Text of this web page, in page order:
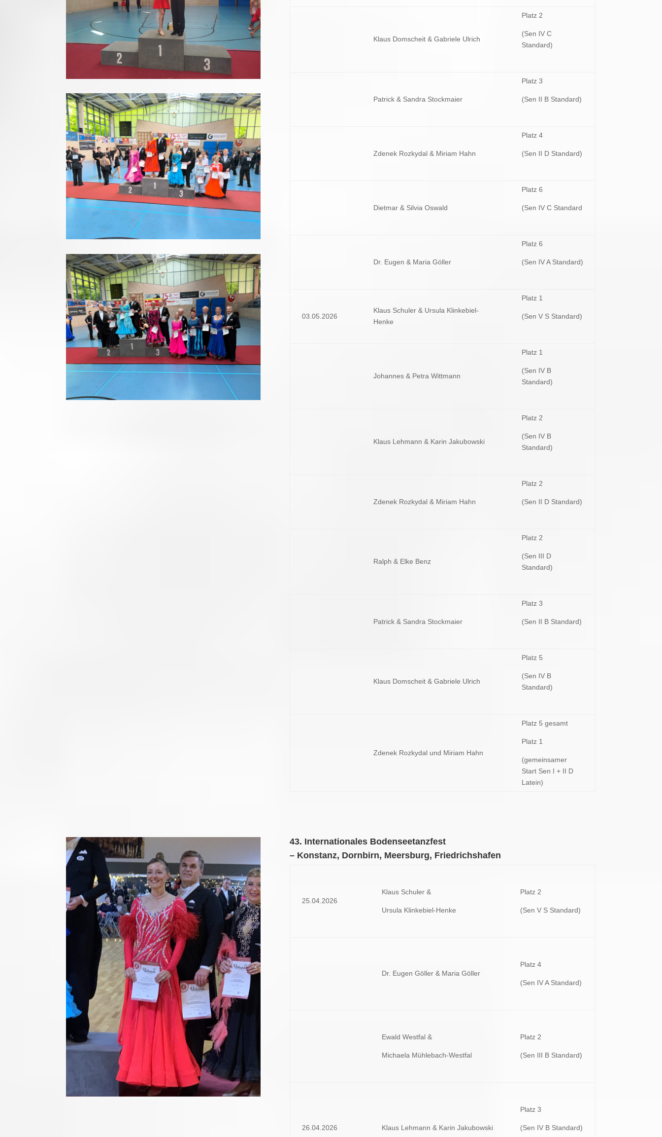
Klaus Domscheit & Gabriele Ulrich
Platz 2
(Sen IV C
Standard)
Patrick & Sandra Stockmaier
Platz 3
(Sen II B Standard)
Zdenek Rozkydal & Miriam Hahn
Platz 4
(Sen II D Standard)
Dietmar & Silvia Oswald
Platz 6
(Sen IV C Standard
Dr. Eugen & Maria Göller
Platz 6
(Sen IV A Standard)
03.05.2026
Klaus Schuler & Ursula Klinkebiel-
Henke
Platz 1
(Sen V S Standard)
Johannes & Petra Wittmann
Platz 1
(Sen IV B
Standard)
Klaus Lehmann & Karin Jakubowski
Platz 2
(Sen IV B
Standard)
Zdenek Rozkydal & Miriam Hahn
Platz 2
(Sen II D Standard)
Ralph & Elke Benz
Platz 2
(Sen III D
Standard)
Patrick & Sandra Stockmaier
Platz 3
(Sen II B Standard)
Klaus Domscheit & Gabriele Ulrich
Platz 5
(Sen IV B
Standard)
Zdenek Rozkydal und Miriam Hahn
Platz 5 gesamt
Platz 1
(gemeinsamer
Start Sen I + II D
Latein)
43. Internationales Bodenseetanzfest
– Konstanz, Dornbirn, Meersburg, Friedrichshafen
25.04.2026
Klaus Schuler &
Ursula Klinkebiel-Henke
Platz 2
(Sen V S Standard)
Dr. Eugen Göller & Maria Göller
Platz 4
(Sen IV A Standard)
Ewald Westfal &
Michaela Mühlebach-Westfal
Platz 2
(Sen III B Standard)
26.04.2026 Klaus Lehmann & Karin Jakubowski
Platz 3
(Sen IV B Standard)